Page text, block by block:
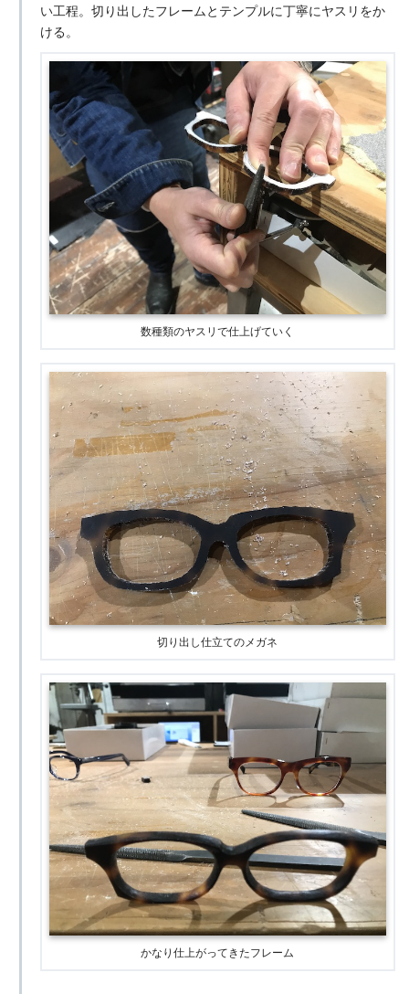
い工程。切り出したフレームとテンプルに丁寧にヤスリをか
ける。
数種類のヤスリで仕上げていく
切り出し仕立てのメガネ
かなり仕上がってきたフレーム